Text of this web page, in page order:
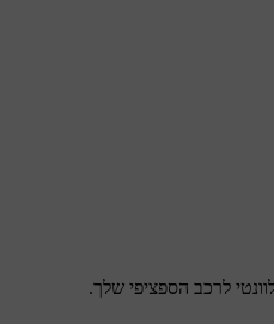
לרכב הספציפי שלך.